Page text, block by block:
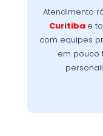
Atendimento
Curitiba e
com equipes
em pouco
Nossa
meta é
resultados